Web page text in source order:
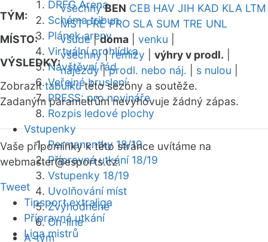
DRFG Arena
Schéma tribun
Plánek areny
Virtuální prohlídka
Návštěvní řád
Veřejné bruslení
PRESS: pro novináře
Rozpis ledové plochy
Vstupenky
Permanentky 18/19
Přípravná utkání 18/19
Vstupenky 18/19
Uvolňování míst
Zvýhodněné
On-line
A-tým
TÝM:
všechny BEN CEB HAV JIH KAD KLA LTM
MST PRE PRO SLA SUM TRE UNL
MÍSTO:
všude|doma venku
VÝSLEDKY:
všechny|remízy výhry v prodl.
nájezdy|prodl. nebo náj. s nulou
Zobrazittabulkutéto sezóny a soutěže.
Zadaným parametrům nevyhovuje žádný zápas.
Vaše připomínky k této stránce uvítáme na
webmaster@esports.cz.
Tweet
Tipsport extraliga
Přípravná utkání
Liga mistrů